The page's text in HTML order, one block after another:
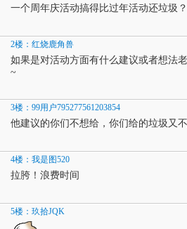
一个周年庆活动搞得比过年活动还垃圾？
2楼：红烧鹿角兽
如果是对活动方面有什么建议或者想法
~
3楼：99用户795277561203854
他建议的你们不想给，你们给的垃圾又不
4楼：我是图520
拉胯！浪费时间
5楼：玖拾JQK